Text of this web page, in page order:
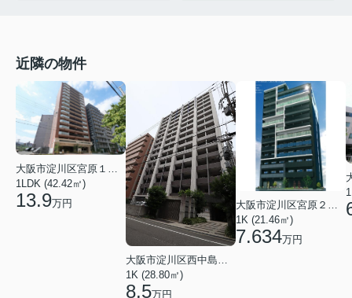
近隣の物件
1LDK (42.42㎡)
13.9万円
大阪市淀川区西中島６丁目
1K (28.80㎡)
8.5万円
大阪市淀川区宮原２丁目
1K (21.46㎡)
7.634万円